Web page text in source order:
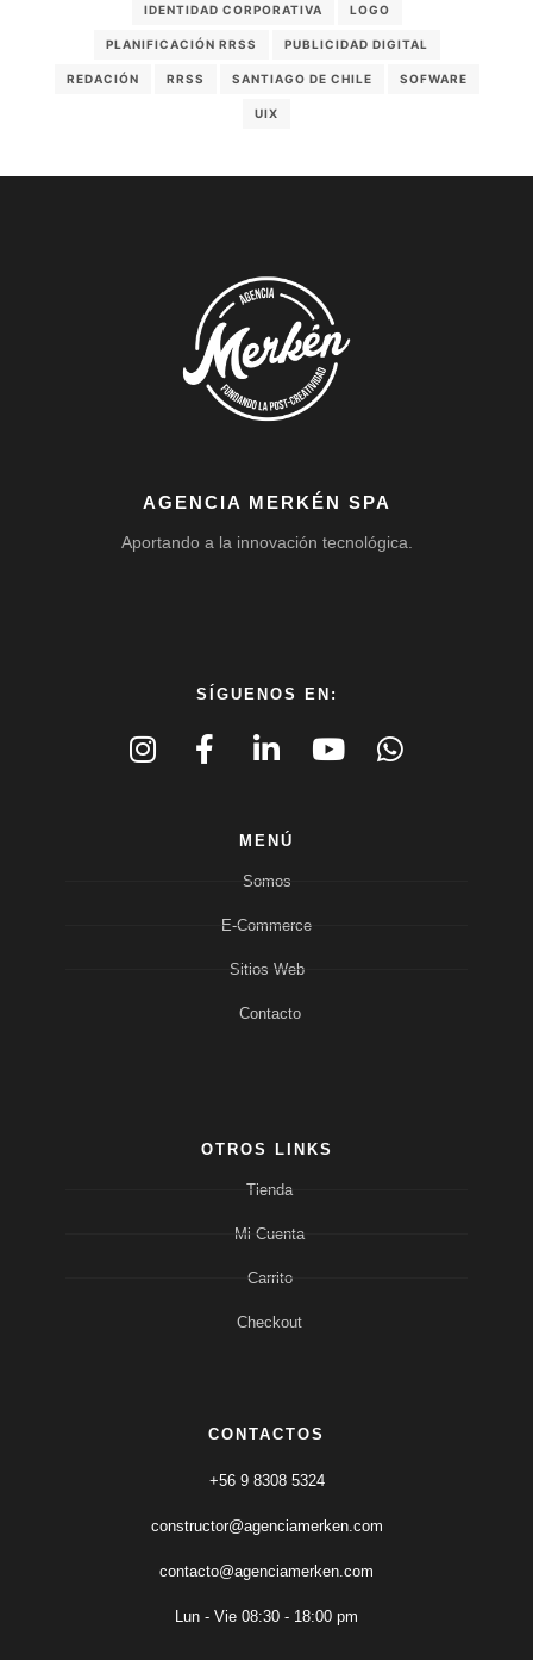
IDENTIDAD CORPORATIVA LOGO
PLANIFICACIÓN RRSS PUBLICIDAD DIGITAL
REDACIÓN RRSS SANTIAGO DE CHILE SOFWARE
UIX
AGENCIA MERKÉN SPA
Aportando a la innovación tecnológica.
SÍGUENOS EN:
MENÚ
Somos
E-Commerce
Sitios Web
Contacto
OTROS LINKS
Tienda
Mi Cuenta
Carrito
Checkout
CONTACTOS
+56 9 8308 5324
constructor@agenciamerken.com
contacto@agenciamerken.com
Lun - Vie 08:30 - 18:00 pm